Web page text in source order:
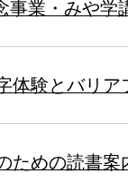
事業・みや
体験とバリア
ための読書